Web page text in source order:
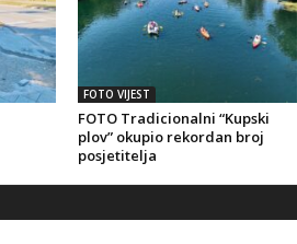
FOTO VIJEST
FOTO Tradicionalni “Kupski
plov” okupio rekordan broj
posjetitelja